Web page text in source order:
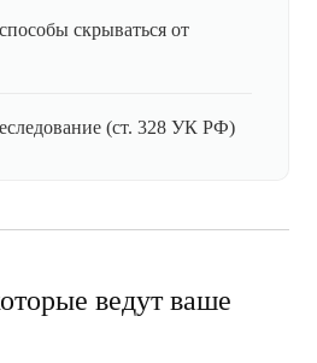
скрываться от
(ст. 328 УК РФ)
ведут ваше